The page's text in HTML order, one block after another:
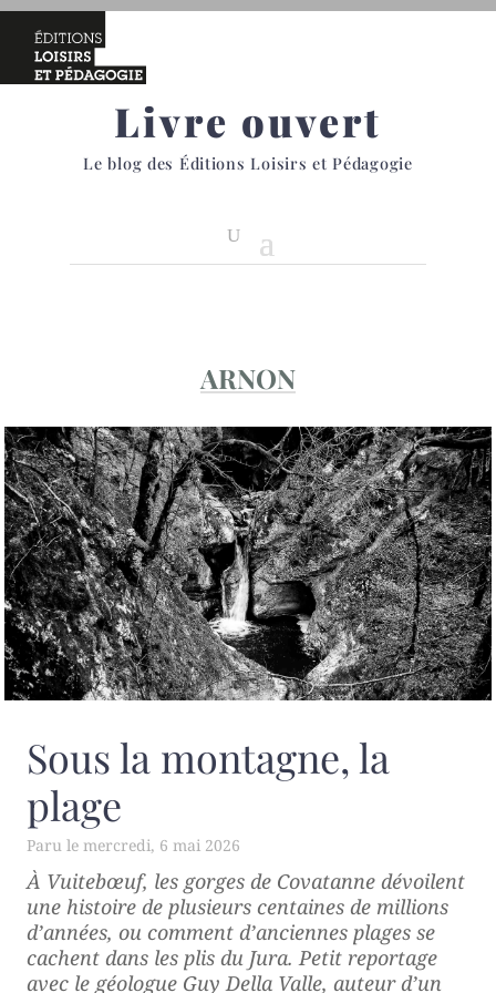
Livre ouvert
Le blog des Éditions Loisirs et Pédagogie
ARNON
Sous la montagne, la
plage
mercredi, 6 mai 2026
À Vuitebœuf, les gorges de Covatanne dévoilent
une histoire de plusieurs centaines de millions
d’années, ou comment d’anciennes plages se
cachent dans les plis du Jura. Petit reportage
avec le géologue Guy Della Valle, auteur d’un